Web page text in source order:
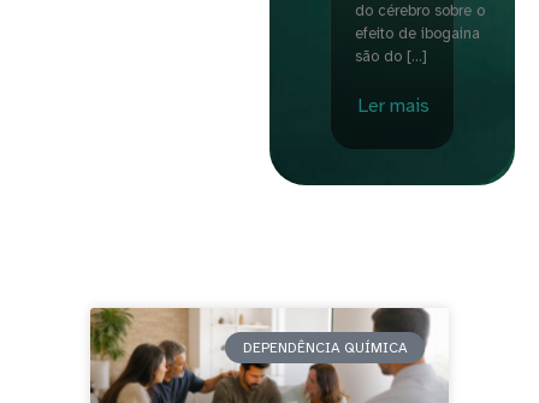
do cérebro sobre o
efeito de ibogaina
são do […]
Ler mais
DEPENDÊNCIA QUÍMICA